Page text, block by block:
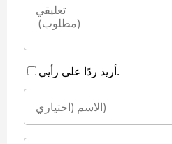
أريد ردًا على رأيي.